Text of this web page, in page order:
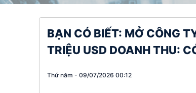
Singapore
Samoa
Dubai - IFZA / Ajman
BẠN CÓ BIẾT: MỞ CÔNG
TRIỆU USD DOANH THU:
Thứ năm - 09/07/2026 00:12